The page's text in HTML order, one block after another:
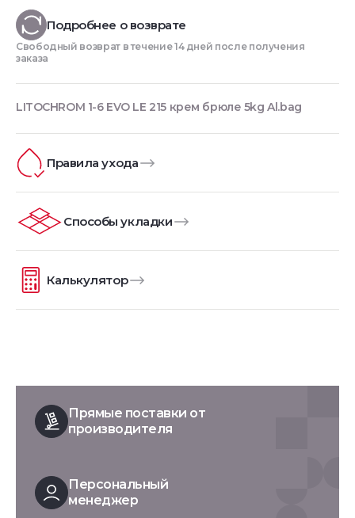
Подробнее о возврате
Свободный возврат в течение 14 дней после получения
заказа
LITOCHROM 1-6 EVO LE 215 крем брюле 5kg Al.bag
Правила ухода
Способы укладки
Калькулятор
Прямые поставки от
производителя
Персональный
менеджер